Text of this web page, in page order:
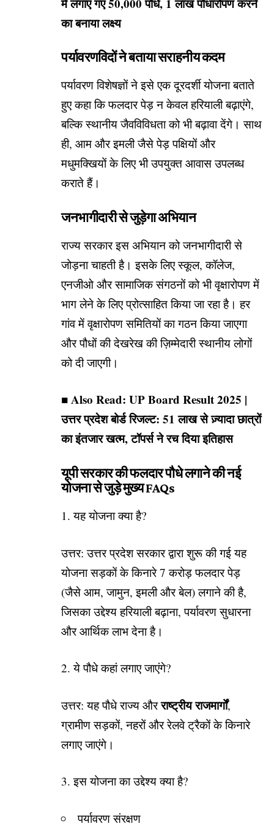
का बनाया लक्ष्य
पर्यावरणविदों ने बताया सराहनीय कदम
पर्यावरण विशेषज्ञों ने इसे एक दूरदर्शी योजना बताते
हुए कहा कि फलदार पेड़ न केवल हरियाली बढ़ाएंगे,
बल्कि स्थानीय जैवविविधता को भी बढ़ावा देंगे। साथ
ही, आम और इमली जैसे पेड़ पक्षियों और
मधुमक्खियों के लिए भी उपयुक्त आवास उपलब्ध
कराते हैं।
जनभागीदारी से जुड़ेगा अभियान
राज्य सरकार इस अभियान को जनभागीदारी से
जोड़ना चाहती है। इसके लिए स्कूल, कॉलेज,
एनजीओ और सामाजिक संगठनों को भी वृक्षारोपण में
भाग लेने के लिए प्रोत्साहित किया जा रहा है। हर
गांव में वृक्षारोपण समितियों का गठन किया जाएगा
और पौधों की देखरेख की ज़िम्मेदारी स्थानीय लोगों
को दी जाएगी।
■ Also Read: UP Board Result 2025 |
उत्तर प्रदेश बोर्ड रिजल्ट: 51 लाख से ज़्यादा छात्रों
का इंतजार खत्म, टॉपर्स ने रच दिया इतिहास
यूपी सरकार की फलदार पौधे लगाने की नई
योजना से जुड़े मुख्य FAQs
1. यह योजना क्या है?
उत्तर: उत्तर प्रदेश सरकार द्वारा शुरू की गई यह
योजना सड़कों के किनारे 7 करोड़ फलदार पेड़
(जैसे आम, जामुन, इमली और बेल) लगाने की है,
जिसका उद्देश्य हरियाली बढ़ाना, पर्यावरण सुधारना
और आर्थिक लाभ देना है।
2. ये पौधे कहां लगाए जाएंगे?
उत्तर: यह पौधे राज्य औरराष्ट्रीय राजमार्गों,
ग्रामीण सड़कों, नहरों और रेलवे ट्रैकों के किनारे
लगाए जाएंगे।
3. इस योजना का उद्देश्य क्या है?
पर्यावरण संरक्षण